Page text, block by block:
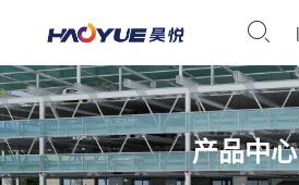
升
降
横
产品中心